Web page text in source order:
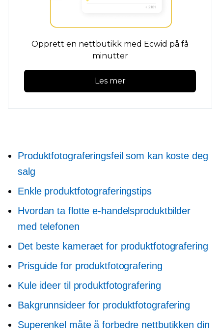
Opprett en nettbutikk med Ecwid på få
minutter
Les mer
Produktfotograferingsfeil som kan koste deg
salg
Enkle produktfotograferingstips
Hvordan ta flotte e-handelsproduktbilder
med telefonen
Det beste kameraet for produktfotografering
Prisguide for produktfotografering
Kule ideer til produktfotografering
Bakgrunnsideer for produktfotografering
Superenkel måte å forbedre nettbutikken din